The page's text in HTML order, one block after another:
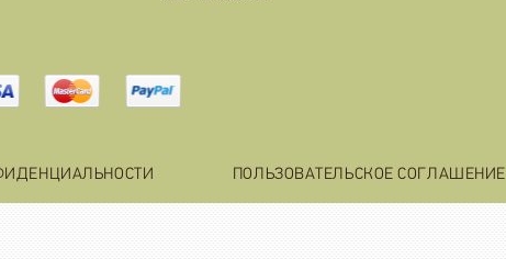
ПОЛЬЗОВАТЕЛЬСКОЕ СОГЛАШЕНИЕ